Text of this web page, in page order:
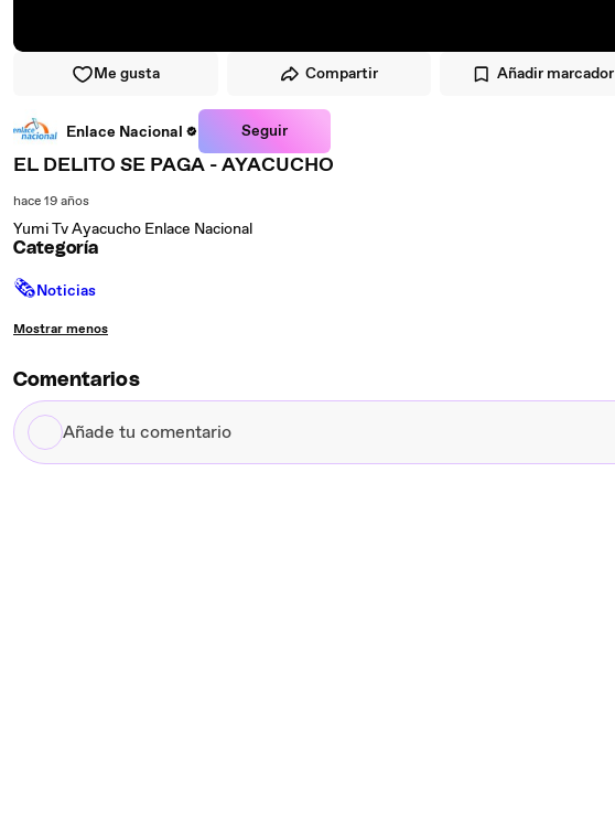
Me gusta Compartir Añadir marcador
Enlace Nacional Seguir
EL DELITO SE PAGA - AYACUCHO
hace 19 años
Yumi Tv Ayacucho Enlace Nacional
Categoría
🗞Noticias
Mostrar menos
Comentarios
Añade
tu